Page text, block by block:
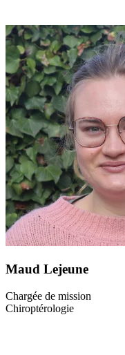
Maud Lejeune
Chargée de mission
Chiroptérologie